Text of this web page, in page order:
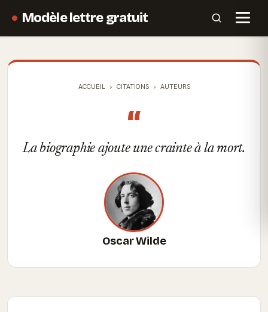
Modèle lettre gratuit
ACCUEIL CITATIONS AUTEURS
“
La biographie ajoute une crainte à la mort.
Oscar Wilde